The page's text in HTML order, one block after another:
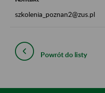
szkolenia_poznan2@zus.pl
Powrót do listy